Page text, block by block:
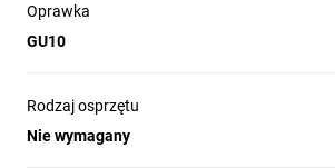
Oprawka
GU10
Rodzaj osprzętu
Nie wymagany